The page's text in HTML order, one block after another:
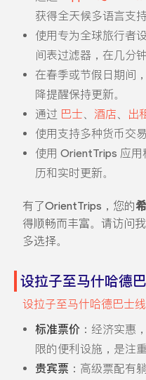
获得全天候多语言支持
使用专为全球旅行者
间表过滤器，在几分
在春季或节假日期间
降提醒保持更新。
通过 巴士 酒店 出
使用支持多种货币交
使用 OrientTrips 应
历和实时更新。
有了OrientTrips，您的
得顺畅而丰富。请访问
多选择。
设拉子至马什哈德
设拉子至马什哈德巴士
标准票价 ：经济实惠
限的便利设施，是注
贵宾票：高级票配有